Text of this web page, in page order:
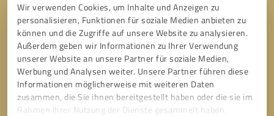
Wir verwenden Cookies, um Inhalte und Anzeigen zu
personalisieren, Funktionen für soziale Medien anbieten zu
können und die Zugriffe auf unsere Website zu analysieren.
Außerdem geben wir Informationen zu Ihrer Verwendung
unserer Website an unsere Partner für soziale Medien,
Werbung und Analysen weiter. Unsere Partner führen diese
Informationen möglicherweise mit weiteren Daten
zusammen, die Sie ihnen bereitgestellt haben oder die sie im
Rahmen Ihrer Nutzung der Dienste gesammelt haben.